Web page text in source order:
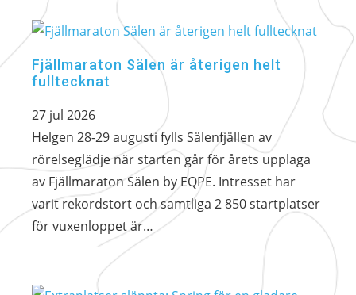
Fjällmaraton Sälen är återigen helt
fulltecknat
27 jul 2026
Helgen 28-29 augusti fylls Sälenfjällen av
rörelseglädje när starten går för årets upplaga
av Fjällmaraton Sälen by EQPE. Intresset har
varit rekordstort och samtliga 2 850 startplatser
för vuxenloppet är…
Nödvändiga